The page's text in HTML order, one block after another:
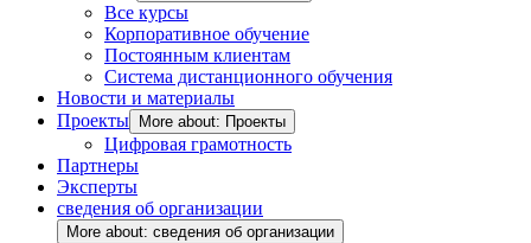
Все курсы
Корпоративное обучение
Постоянным клиентам
Система дистанционного обучения
Новости и материалы
Проекты
More about: Проекты
Цифровая грамотность
Партнеры
Эксперты
сведения об организации
More about: сведения об организации